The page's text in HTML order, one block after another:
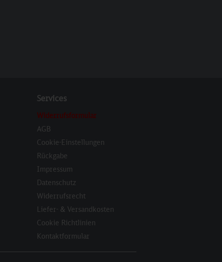
Services
Widerrufsformular
AGB
Cookie-Einstellungen
Rückgabe
Impressum
Datenschutz
Widerrufsrecht
Liefer- & Versandkosten
Cookie Richtlinien
Kontaktformular